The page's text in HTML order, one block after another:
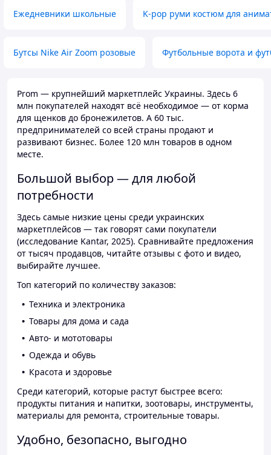
Ежедневники школьные K-pop руми костюм для
Бутсы Nike Air Zoom розовые Футбольные ворота и
Prom — крупнейший маркетплейс Украины. Здесь 6
млн покупателей находят всё необходимое — от корма
для щенков до бронежилетов. А 60 тыс.
предпринимателей со всей страны продают и
развивают бизнес. Более 120 млн товаров в одном
месте.
Большой выбор — для любой
потребности
Здесь самые низкие цены среди украинских
маркетплейсов — так говорят сами покупатели
(исследование Kantar, 2025). Сравнивайте предложения
от тысяч продавцов, читайте отзывы с фото и видео,
выбирайте лучшее.
Топ категорий по количеству заказов:
Техника и электроника
Товары для дома и сада
Авто- и мототовары
Одежда и обувь
Красота и здоровье
Среди категорий, которые растут быстрее всего:
продукты питания и напитки, зоотовары, инструменты,
материалы для ремонта, строительные товары.
Удобно, безопасно, выгодно